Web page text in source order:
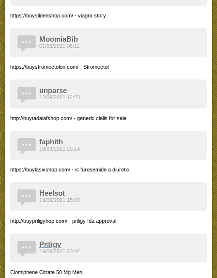
https://buysildenshop.com/ - viagra story
MoomiaBib
https://buystromectolon.com/ - Stromectol
01/09/2021 08:11
unparse
http://buytadalafshop.com/ - generic cialis for sale
12/09/2021 12:23
faphith
https://buylasixshop.com/ - is furosemide a diuretic
16/09/2021 20:14
Heelsot
http://buypriligyhop.com/ - priligy fda approval
19/09/2021 15:03
Priligy
Clomiphene Citrate 50 Mg Men
19/09/2021 23:42